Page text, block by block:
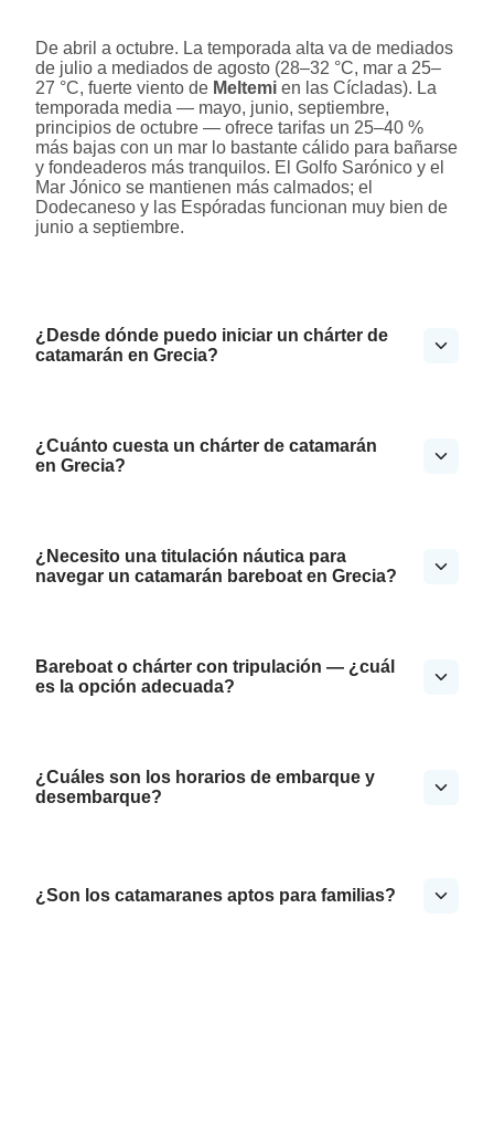
De abril a octubre. La temporada alta va de mediados
de julio a mediados de agosto (28–32 °C, mar a 25–
27 °C, fuerte viento de Meltemi en las Cícladas). La
temporada media — mayo, junio, septiembre,
principios de octubre — ofrece tarifas un 25–40 %
más bajas con un mar lo bastante cálido para bañarse
y fondeaderos más tranquilos. El Golfo Sarónico y el
Mar Jónico se mantienen más calmados; el
Dodecaneso y las Espóradas funcionan muy bien de
junio a septiembre.
¿Desde dónde puedo iniciar un chárter de
catamarán en Grecia?
¿Cuánto cuesta un chárter de catamarán
en Grecia?
¿Necesito una titulación náutica para
navegar un catamarán bareboat en Grecia?
Bareboat o chárter con tripulación — ¿cuál
es la opción adecuada?
¿Cuáles son los horarios de embarque y
desembarque?
¿Son los catamaranes aptos para familias?